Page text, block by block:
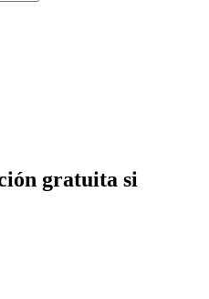
gratuita si